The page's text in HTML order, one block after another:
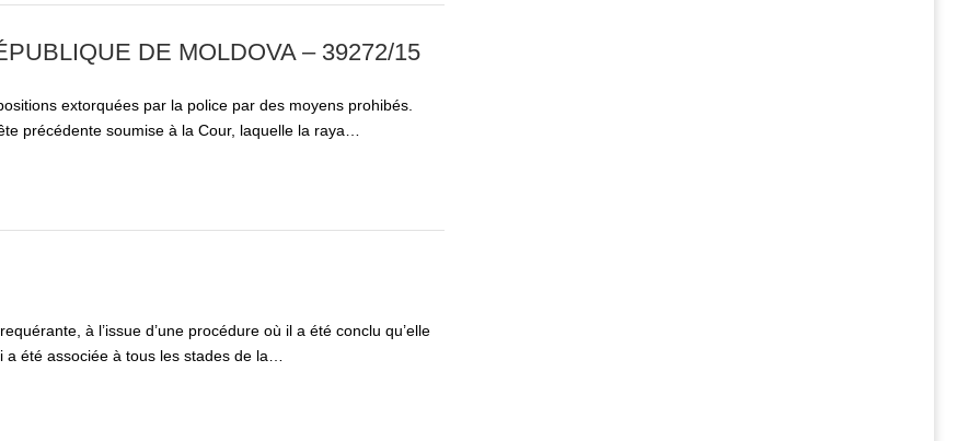
DE MOLDOVA – 39272/15
extorquées par la police par des moyens prohibés.
précédente soumise à la Cour, laquelle la raya…
à l’issue d’une procédure où il a été conclu qu’elle
a été associée à tous les stades de la…